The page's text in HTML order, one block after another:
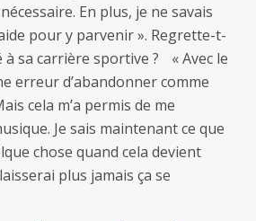
En plus, je ne savais
pour y parvenir ». Regrette-t-
à sa carrière sportive ? « Avec le
erreur d’abandonner comme
cela m’a permis de me
Je sais maintenant ce que
chose quand cela devient
plus jamais ça se